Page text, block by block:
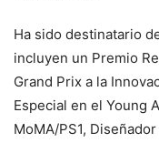
Ha sido destinatario
incluyen un Premio
Grand Prix a la
Especial en el Young
MoMA/PS1,